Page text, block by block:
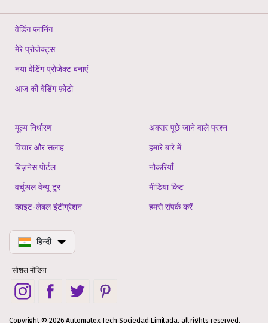
वेडिंग प्लानिंग
मेरे प्रोजेक्ट्स
नया वेडिंग प्रोजेक्ट बनाएं
आज की वेडिंग फ़ोटो
मूल्य निर्धारण
विचार और सलाह
बिज़नेस पोर्टल
वर्चुअल वेन्यू टूर
व्हाइट-लेबल इंटीग्रेशन
अक्सर पूछे जाने वाले प्रश्न
हमारे बारे में
नौकरियाँ
मीडिया किट
हमसे संपर्क करें
हिन्दी
सोशल मीडिया
Copyright © 2026 Automatex Tech Sociedad Limitada, all rights reserved.